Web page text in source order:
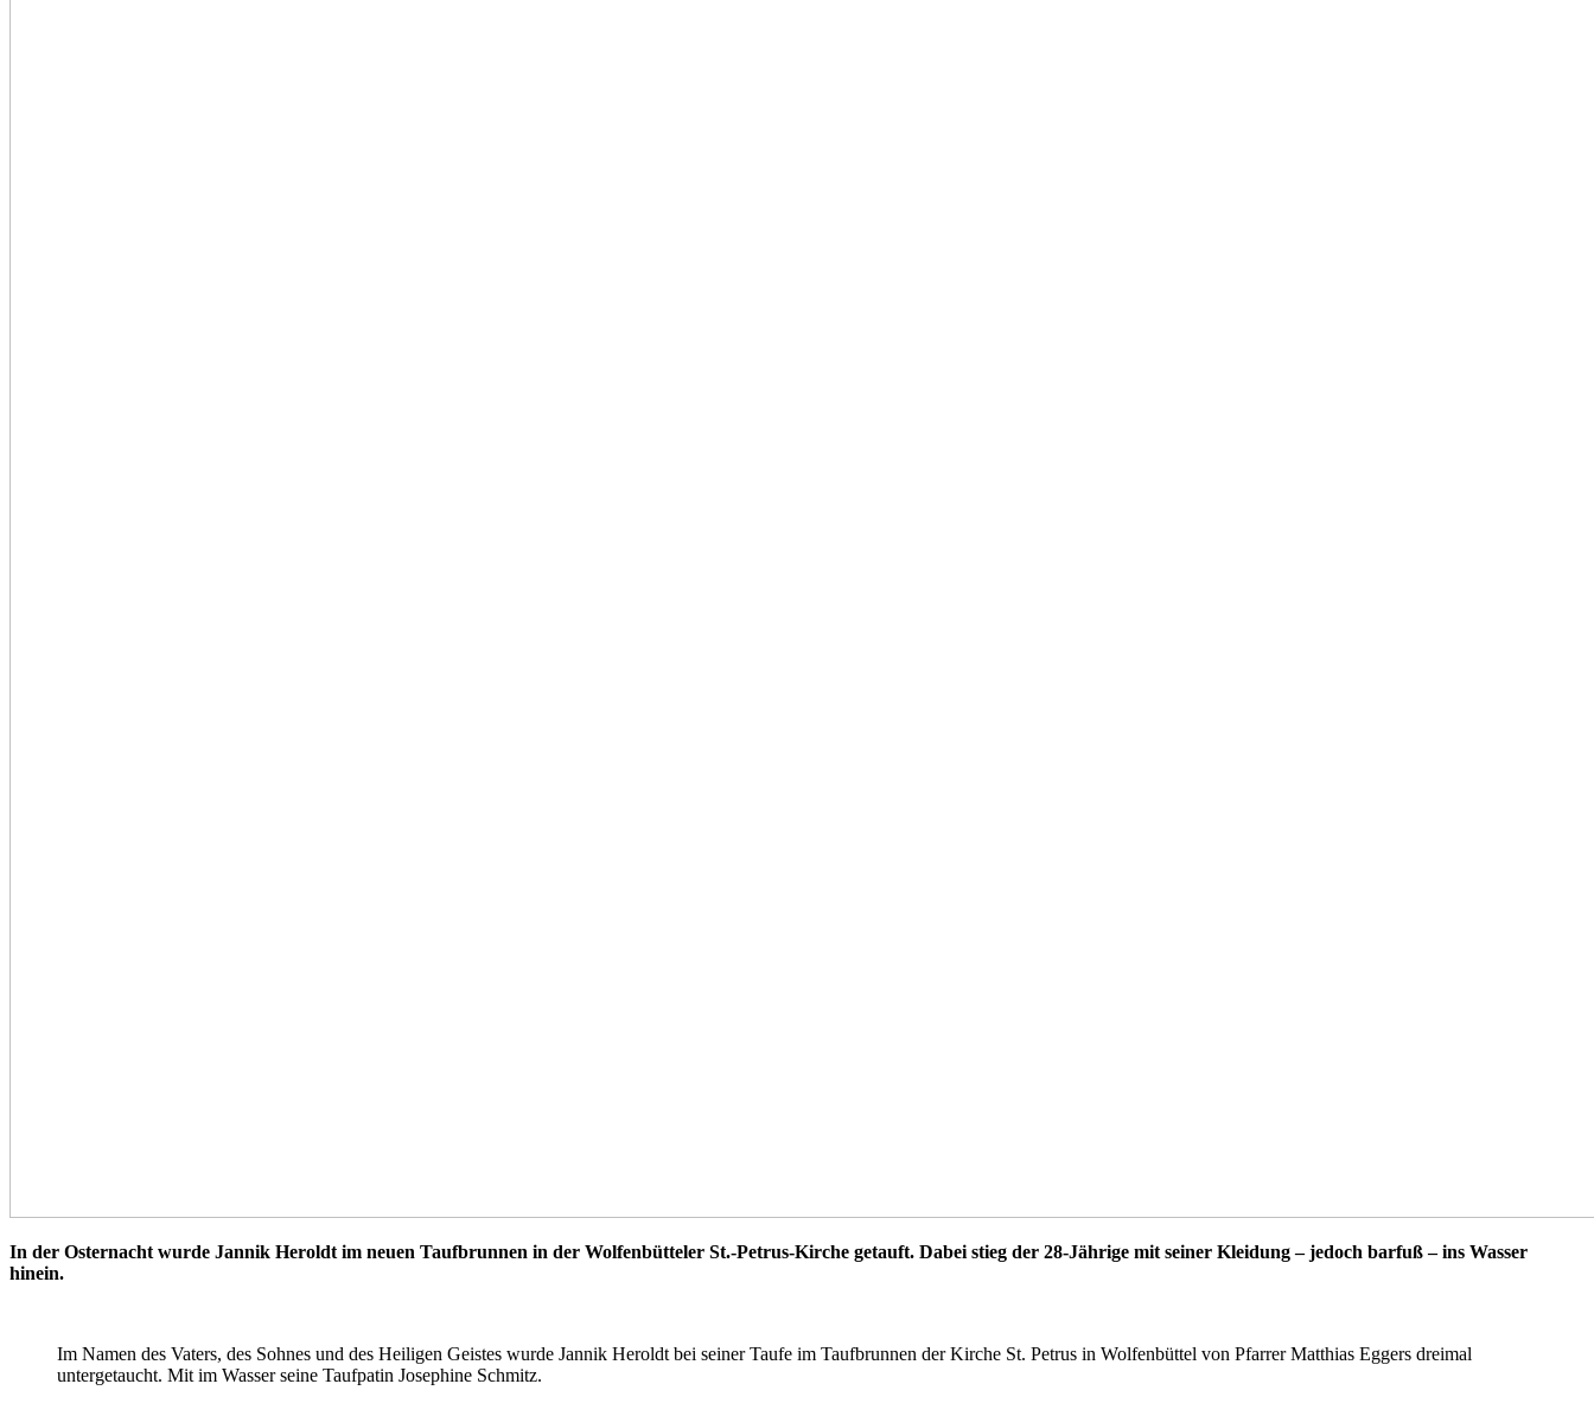
In der Osternacht wurde Jannik Heroldt im neuen Taufbrunnen in der Wolfenbütteler St.-Petrus-Kirche getauft. Dabei stieg der 28-Jährige mit seiner Kleidung – jedoch barfuß – ins Wasser
hinein.
Im Namen des Vaters, des Sohnes und des Heiligen Geistes wurde Jannik Heroldt bei seiner Taufe im Taufbrunnen der Kirche St. Petrus in Wolfenbüttel von Pfarrer Matthias Eggers dreimal
untergetaucht. Mit im Wasser seine Taufpatin Josephine Schmitz.